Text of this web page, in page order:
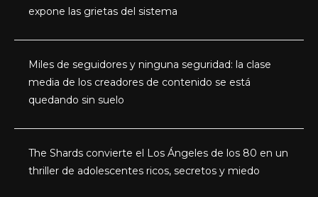
expone las grietas del sistema
Miles de seguidores y ninguna seguridad: la clase
media de los creadores de contenido se está
quedando sin suelo
The Shards convierte el Los Ángeles de los 80 en un
thriller de adolescentes ricos, secretos y miedo